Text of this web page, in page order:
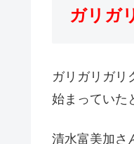
ガリガ
ガリガリガリ
始まっていた
清水富美加さ